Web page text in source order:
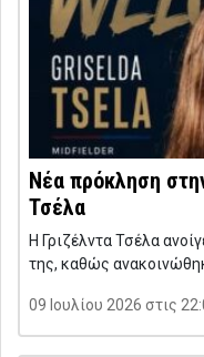
Νέα πρόκληση
Τσέλα
Η Γριζέλντα Τσέλα
της, καθώς
09 Ιουλίου 2026 στις